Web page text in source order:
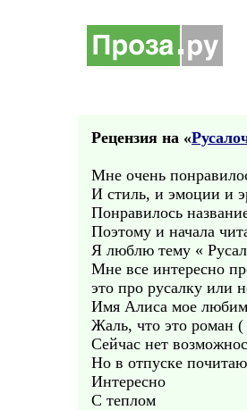
Рецензия на «
Мне очень
И стиль, и эмоции и
Понравилось
Поэтому и начала
Я люблю тему «
Мне все интересно
это про русалку или
Имя Алиса мое
Жаль, что это роман (
Сейчас нет
Но в отпуске почитаю
Интересно
С теплом